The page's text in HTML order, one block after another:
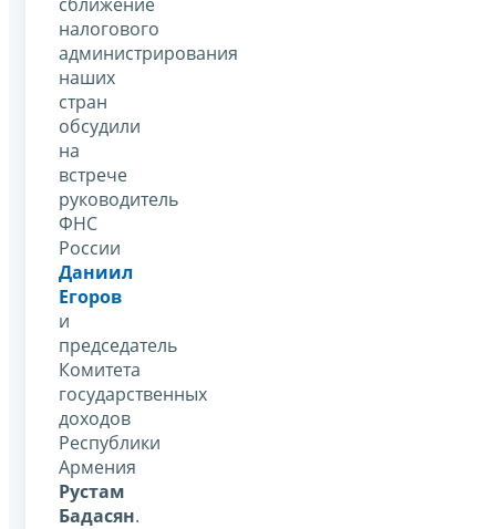
налогового
администрирования
наших
стран
обсудили
на
встрече
руководитель
ФНС
России
Даниил
Егоров
и
председатель
Комитета
государственных
доходов
Республики
Армения
Рустам
Бадасян.